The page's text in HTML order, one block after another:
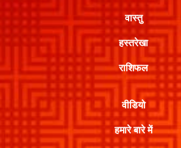
वास्तु
हस्तरेखा
राशिफल
वीडियो
हमारे बारे में